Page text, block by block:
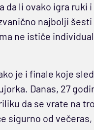
li ovako igra ruki
najbolji šesti
ne ističe
je i finale koje
Danas, 27
da se vrate na
sigurno od